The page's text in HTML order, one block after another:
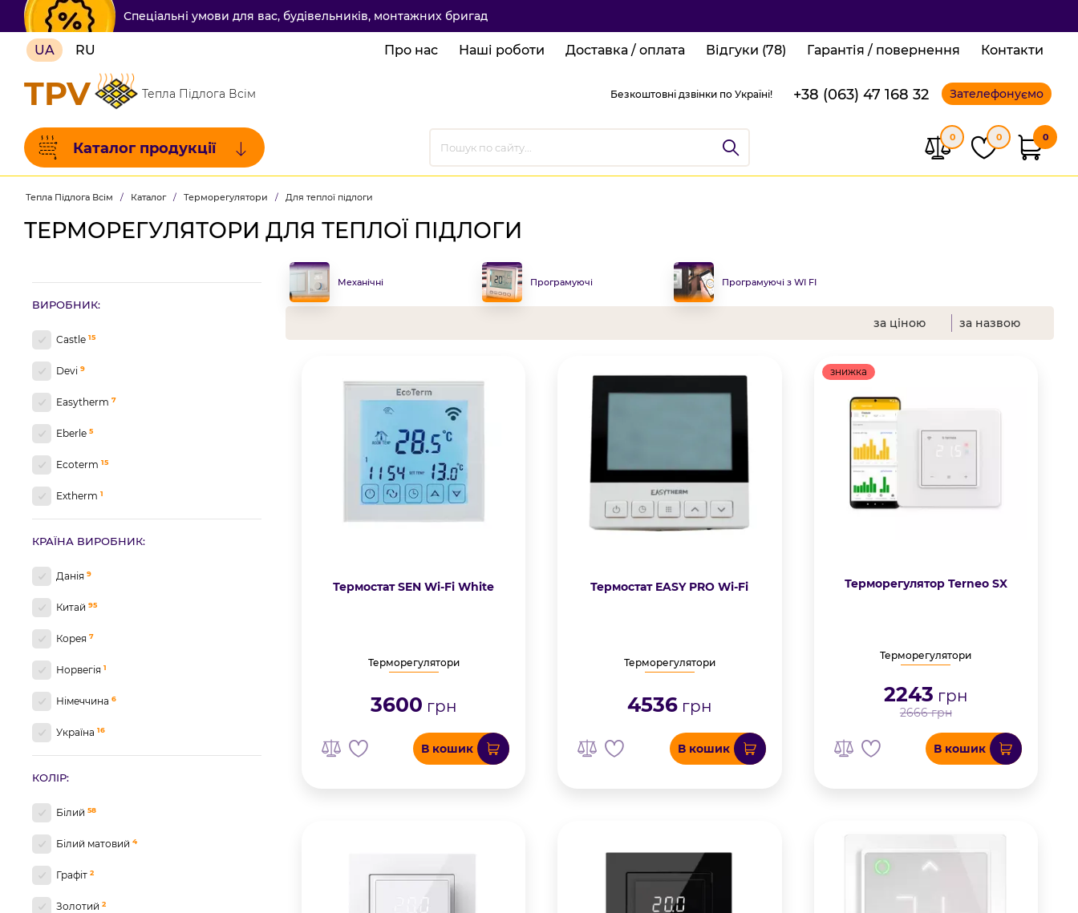
Спеціальні умови для вас, будівельників, монтажних бригад
UA RU Про нас Наші роботи Доставка / оплата Відгуки (78) Гарантія / повернення Контакти
TPV Тепла Підлога Всім Безкоштовні дзвінки по Україні! +38 (063) 47 168 32 Зателефонуємо
Каталог продукції
0 0 0
Тепла Підлога Всім / Каталог / Терморегулятори / Для теплої підлоги
ТЕРМОРЕГУЛЯТОРИ ДЛЯ ТЕПЛОЇ ПІДЛОГИ
ВИРОБНИК:
Castle 15
Devi 9
Easytherm 7
Eberle 5
Ecoterm 15
Extherm 1
КРАЇНА ВИРОБНИК:
Данія 9
Китай 95
Корея 7
Норвегія 1
Німеччина 6
Україна 16
КОЛІР:
Білий 58
Білий матовий 4
Графіт 2
Золотий 2
Механічні Програмуючі Програмуючі з WI FI
за ціною за назвою
Термостат SEN Wi-Fi White
Терморегулятори
3600 грн
В кошик
Термостат EASY PRO Wi-Fi
Терморегулятори
4536грн
В кошик
знижка
Терморегулятор Terneo SX
Терморегулятори
2243 грн
2666грн
В кошик